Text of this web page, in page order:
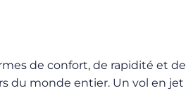
de confort, de rapidité et de
du monde entier. Un vol en jet